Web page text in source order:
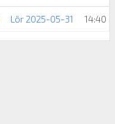
Lör 2025-05-31 14:40